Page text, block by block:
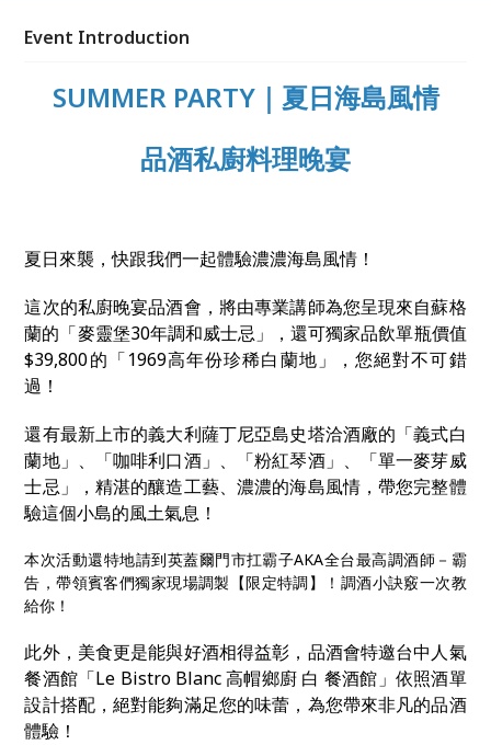
無論您是新手還是老饕，我們專業的講師都會為您提供
Event Introduction
SUMMER PARTY｜夏日海島風情
品酒私廚料理晚宴
夏日來襲，快跟我們一起體驗濃濃海島風情！
這次的私廚晚宴品酒會，將由專業講師為您呈現來自蘇格
蘭的「麥靈堡30年調和威士忌」，還可獨家品飲單瓶價值
$39,800的「1969高年份珍稀白蘭地」，您絕對不可錯
過！
還有最新上市的義大利薩丁尼亞島史塔洽酒廠的「義式白
蘭地」、「咖啡利口酒」、「粉紅琴酒」、「單一麥芽威
士忌」，精湛的釀造工藝、濃濃的海島風情，帶您完整體
驗這個小島的風土氣息！
本次活動還特地請到英蓋爾門市扛霸子AKA全台最高調酒師－霸
告，帶領賓客們獨家現場調製【限定特調】！調酒小訣竅一次教
給你！
此外，美食更是能與好酒相得益彰，品酒會特邀台中人氣
餐酒館「Le Bistro Blanc 高帽鄉廚 白 餐酒館」依照酒單
設計搭配，絕對能夠滿足您的味蕾，為您帶來非凡的品酒
體驗！